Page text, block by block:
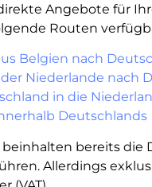
Angebote für
Routen
Belgien nach
Niederlande nach
in die
Deutschlands
beinhalten bereits die
Allerdings